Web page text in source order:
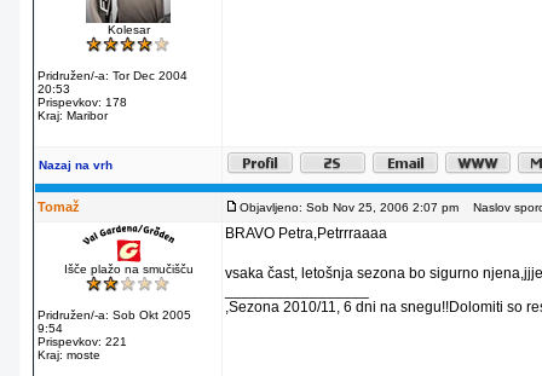
Kolesar
Pridružen/-a: Tor Dec 2004
20:53
Prispevkov: 178
Kraj: Maribor
Nazaj na vrh
Tomaž Objavljeno: Sob Nov 25, 2006 2:07 pm Naslov
Išče plažo na smučišču
Pridružen/-a: Sob Okt 2005
9:54
Prispevkov: 221
Kraj: moste
BRAVO Petra,Petrrraaaa
vsaka čast, letošnja sezona bo sigurno
,Sezona 2010/11, 6 dni na snegu!!Dolomiti so